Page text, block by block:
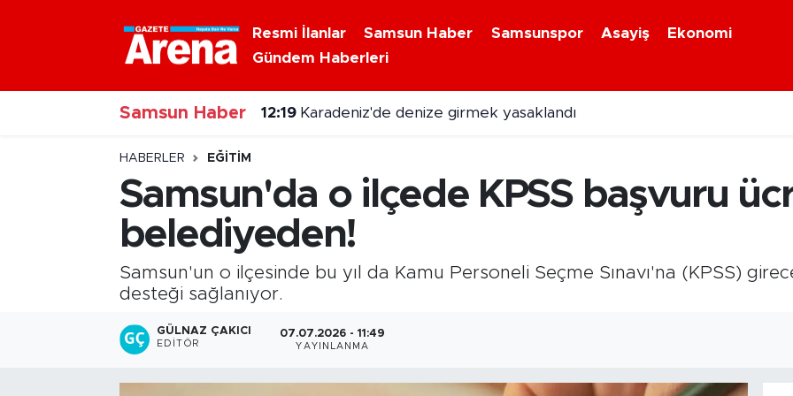
Resmi İlanlar Samsun Haber Samsunspor Asayiş
Ekonomi
Gündem Haberleri
Samsun Haber
Çarşamba'da park ve yeşil alanlar yenileniyor
HABERLER EĞITIM
Samsun'da o ilçede KPSS başvuru
belediyeden!
Samsun'un o ilçesinde bu yıl da Kamu Personeli Seçme Sınavı'na (KPSS)
desteği sağlanıyor.
GÜLNAZ ÇAKICI
EDITÖR
07.07.2026 - 11:49
YAYINLANMA
Nöbetçi Eczaneler
Hava Durumu
Samsun Namaz Vakitleri
Trafik Durumu
Süper Lig Puan Durumu ve Fikstür
Tüm Manşetler
Son Dakika Haberleri
Haber Arşivi